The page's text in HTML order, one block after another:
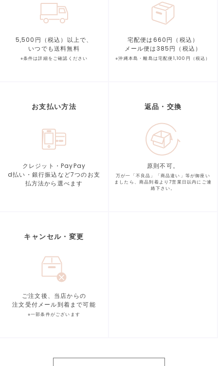
5,500円（税込）以上で、
いつでも送料無料
※条件は詳細をご確認ください
宅配便は660円（税込）
メール便は385円（税込）
※沖縄本島・離島は宅配便1,100円（税込）
お支払い方法
クレジット・PayPay
d払い・銀行振込など7つのお支
払方法から選べます
返品・交換
原則不可。
万が一「不良品」「商品違い」等が御座い
ましたら、商品到着より7営業日以内にご連
絡下さい。
キャンセル・変更
ご注文後、当店からの
注文受付メール到着まで可能
※一部条件がございます